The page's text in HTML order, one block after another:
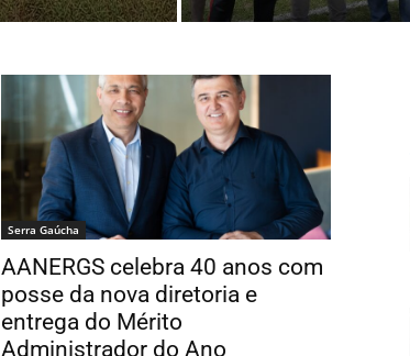
Serra Gaúcha
AANERGS celebra 40 anos com
posse da nova diretoria e
entrega do Mérito
Administrador do Ano